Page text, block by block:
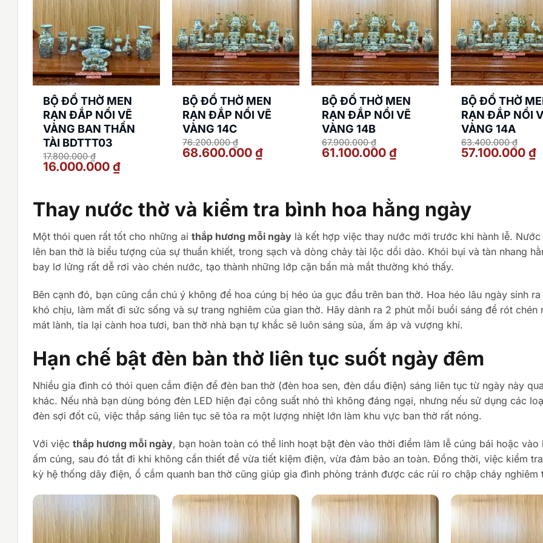
BỘ ĐỒ THỜ MEN
RẠN ĐẮP NỔI VẼ
VÀNG BAN THẦN
TÀI BDTTT03
17.800.000₫
Giá
gốc
16.000.000₫Giá
BỘ ĐỒ THỜ MEN
RẠN ĐẮP NỔI VẼ
VÀNG 14C
76.200.000₫
Giá
gốc
68.600.000₫Giá
BỘ ĐỒ THỜ MEN
RẠN ĐẮP NỔI VẼ
VÀNG 14B
67.900.000₫
Giá
gốc
61.100.000₫Giá
BỘ ĐỒ THỜ
RẠN ĐẮP NỔI
VÀNG 14A
63.400.000₫
Giá
gốc
57.100.000₫
Thay nước thờ và kiểm tra bình hoa hằng ngày
Một thói quen rất tốt cho những ai thắp hương mỗi ngày là kết hợp việc thay nước mới trước khi hành lễ. Nước
lên ban thờ là biểu tượng của sự thuần khiết, trong sạch và dòng chảy tài lộc dồi dào. Khói bụi và tàn nhang
bay lơ lửng rất dễ rơi vào chén nước, tạo thành những lớp cặn bẩn mà mắt thường khó thấy.
Bên cạnh đó, bạn cũng cần chú ý không để hoa cúng bị héo úa gục đầu trên ban thờ. Hoa héo lâu ngày sinh ra
khó chịu, làm mất đi sức sống và sự trang nghiêm của gian thờ. Hãy dành ra 2 phút mỗi buổi sáng để rót chén
mát lành, tỉa lại cành hoa tươi, ban thờ nhà bạn tự khắc sẽ luôn sáng sủa, ấm áp và vượng khí.
Hạn chế bật đèn bàn thờ liên tục suốt ngày đêm
Nhiều gia đình có thói quen cắm điện để đèn ban thờ (đèn hoa sen, đèn dầu điện) sáng liên tục từ ngày này
khác. Nếu nhà bạn dùng bóng đèn LED hiện đại công suất nhỏ thì không đáng ngại, nhưng nếu sử dụng các
đèn sợi đốt cũ, việc thắp sáng liên tục sẽ tỏa ra một lượng nhiệt lớn làm khu vực ban thờ rất nóng.
Với việc thắp hương mỗi ngày, bạn hoàn toàn có thể linh hoạt bật đèn vào thời điểm làm lễ cúng bái hoặc vào
ấm cúng, sau đó tắt đi khi không cần thiết để vừa tiết kiệm điện, vừa đảm bảo an toàn. Đồng thời, việc kiểm
kỳ hệ thống dây điện, ổ cắm quanh ban thờ cũng giúp gia đình phòng tránh được các rủi ro chập cháy nghiêm